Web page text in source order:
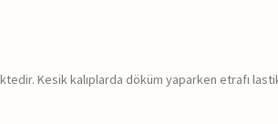
Kesik kalıplarda döküm yaparken etrafı